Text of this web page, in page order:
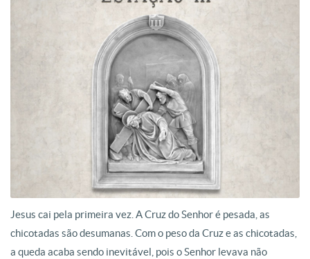
Jesus cai pela primeira vez. A Cruz do Senhor é pesada, as
chicotadas são desumanas. Com o peso da Cruz e as chicotadas,
a queda acaba sendo inevitável, pois o Senhor levava não